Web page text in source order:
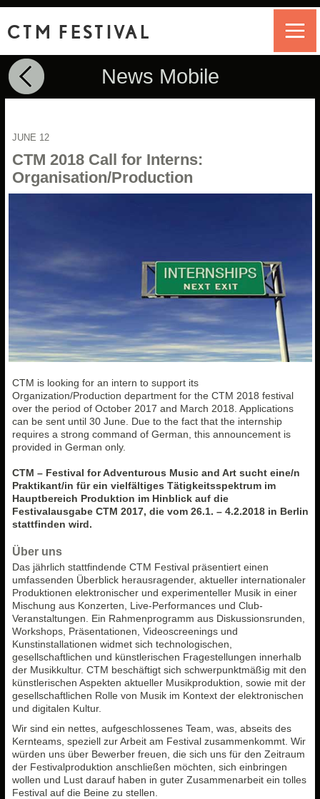
CTM FESTIVAL
News Mobile
JUNE 12
CTM 2018 Call for Interns:
Organisation/Production
CTM is looking for an intern to support its
Organization/Production department for the CTM 2018 festival
over the period of October 2017 and March 2018. Applications
can be sent until 30 June. Due to the fact that the internship
requires a strong command of German, this announcement is
provided in German only.
CTM – Festival for Adventurous Music and Art sucht eine/n
Praktikant/in für ein vielfältiges Tätigkeitsspektrum im
Hauptbereich Produktion im Hinblick auf die
Festivalausgabe CTM 2017, die vom 26.1. – 4.2.2018 in Berlin
stattfinden wird.
Über uns
Das jährlich stattfindende CTM Festival präsentiert einen
umfassenden Überblick herausragender, aktueller internationaler
Produktionen elektronischer und experimenteller Musik in einer
Mischung aus Konzerten, Live-Performances und Club-
Veranstaltungen. Ein Rahmenprogramm aus Diskussionsrunden,
Workshops, Präsentationen, Videoscreenings und
Kunstinstallationen widmet sich technologischen,
gesellschaftlichen und künstlerischen Fragestellungen innerhalb
der Musikkultur. CTM beschäftigt sich schwerpunktmäßig mit den
künstlerischen Aspekten aktueller Musikproduktion, sowie mit der
gesellschaftlichen Rolle von Musik im Kontext der elektronischen
und digitalen Kultur.
Wir sind ein nettes, aufgeschlossenes Team, was, abseits des
Kernteams, speziell zur Arbeit am Festival zusammenkommt. Wir
würden uns über Bewerber freuen, die sich uns für den Zeitraum
der Festivalproduktion anschließen möchten, sich einbringen
wollen und Lust darauf haben in guter Zusammenarbeit ein tolles
Festival auf die Beine zu stellen.